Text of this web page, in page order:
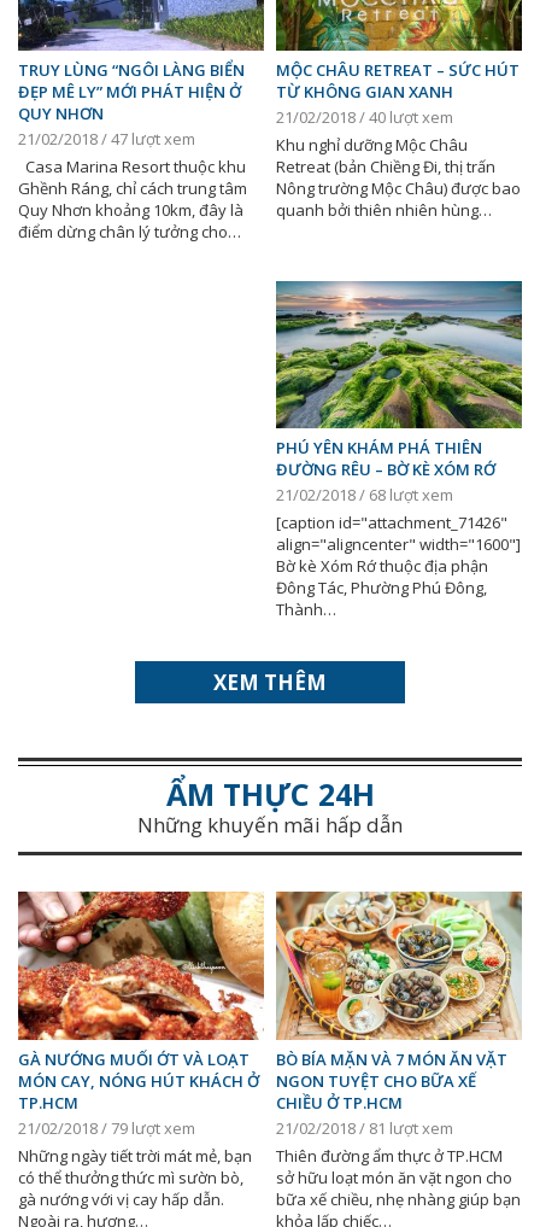
TRUY LÙNG “NGÔI LÀNG BIỂN
ĐẸP MÊ LY” MỚI PHÁT HIỆN Ở
QUY NHƠN
21/02/2018 / 47 lượt xem
Casa Marina Resort thuộc khu
Ghềnh Ráng, chỉ cách trung tâm
Quy Nhơn khoảng 10km, đây là
điểm dừng chân lý tưởng cho…
MỘC CHÂU RETREAT – SỨC HÚT
TỪ KHÔNG GIAN XANH
21/02/2018 / 40 lượt xem
Khu nghỉ dưỡng Mộc Châu
Retreat (bản Chiềng Đi, thị trấn
Nông trường Mộc Châu) được bao
quanh bởi thiên nhiên hùng…
PHÚ YÊN KHÁM PHÁ THIÊN
ĐƯỜNG RÊU – BỜ KÈ XÓM RỚ
21/02/2018 / 68 lượt xem
[caption id="attachment_71426"
align="aligncenter" width="1600"]
Bờ kè Xóm Rớ thuộc địa phận
Đông Tác, Phường Phú Đông,
Thành…
XEM THÊM
ẨM THỰC 24H
Những khuyến mãi hấp dẫn
GÀ NƯỚNG MUỐI ỚT VÀ LOẠT
MÓN CAY, NÓNG HÚT KHÁCH Ở
TP.HCM
21/02/2018 / 79 lượt xem
Những ngày tiết trời mát mẻ, bạn
có thể thưởng thức mì sườn bò,
gà nướng với vị cay hấp dẫn.
Ngoài ra, hương…
BÒ BÍA MẶN VÀ 7 MÓN ĂN VẶT
NGON TUYỆT CHO BỮA XẾ
CHIỀU Ở TP.HCM
21/02/2018 / 81 lượt xem
Thiên đường ẩm thực ở TP.HCM
sở hữu loạt món ăn vặt ngon cho
bữa xế chiều, nhẹ nhàng giúp bạn
khỏa lấp chiếc…